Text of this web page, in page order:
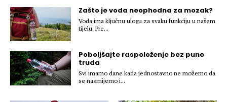
Zašto je voda neophodna za mozak?
Voda ima ključnu ulogu za svaku funkciju u našem
tijelu. Pre...
Poboljšajte raspoloženje bez puno
truda
Svi imamo dane kada jednostavno ne možemo da
se nasmijemo i...